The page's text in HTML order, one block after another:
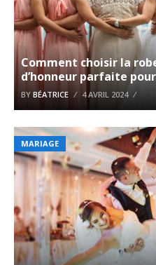
Comment choisir la
d’honneur parfaite
BY BÉATRICE 4 AVRIL 2024
MARIAGE